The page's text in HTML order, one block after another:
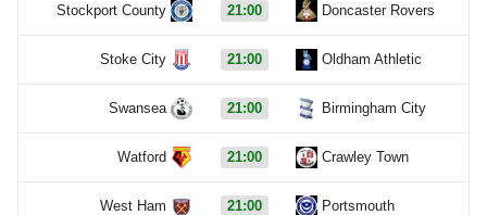
Stockport County 21:00 Doncaster Rovers
Stoke City 21:00 Oldham Athletic
Swansea 21:00 Birmingham City
Watford 21:00 Crawley Town
West Ham 21:00 Portsmouth